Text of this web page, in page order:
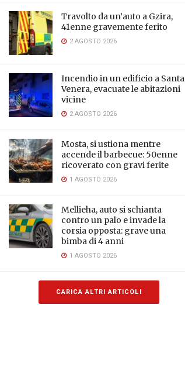
Travolto da un’auto a Gzira,
41enne gravemente ferito
2 AGOSTO 2026
Incendio in un edificio a Santa
Venera, evacuate le abitazioni
vicine
2 AGOSTO 2026
Mosta, si ustiona mentre
accende il barbecue: 50enne
ricoverato con gravi ferite
1 AGOSTO 2026
Mellieha, auto si schianta
contro un palo e invade la
corsia opposta: grave una
bimba di 4 anni
1 AGOSTO 2026
CARICA ALTRI ARTICOLI